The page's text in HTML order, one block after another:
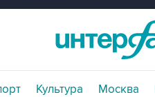
Культура Москва